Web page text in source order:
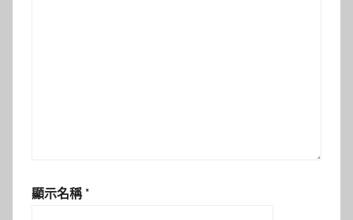
顯示名稱 *